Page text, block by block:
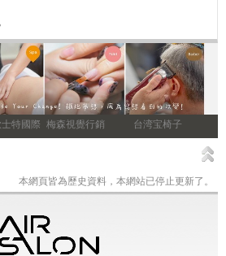
特國際 梅森視覺行銷 台湾宝椅子
本網頁皆為歷史資料，本網站已停止更新了。